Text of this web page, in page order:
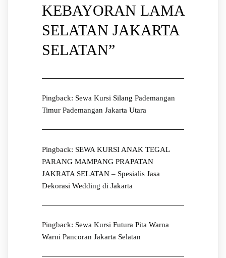
KEBAYORAN LAMA
SELATAN JAKARTA
SELATAN”
Pingback: Sewa Kursi Silang Pademangan
Timur Pademangan Jakarta Utara
Pingback: SEWA KURSI ANAK TEGAL
PARANG MAMPANG PRAPATAN
JAKRATA SELATAN – Spesialis Jasa
Dekorasi Wedding di Jakarta
Pingback: Sewa Kursi Futura Pita Warna
Warni Pancoran Jakarta Selatan